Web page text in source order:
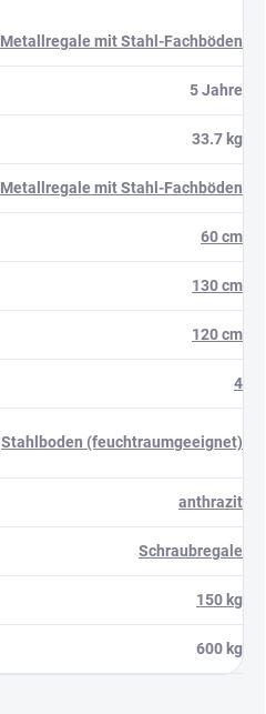
Metallregale mit Stahl-Fachböden
5 Jahre
33.7 kg
Metallregale mit Stahl-Fachböden
60 cm
130 cm
120 cm
4
Stahlboden (feuchtraumgeeignet)
anthrazit
Schraubregale
150 kg
600 kg